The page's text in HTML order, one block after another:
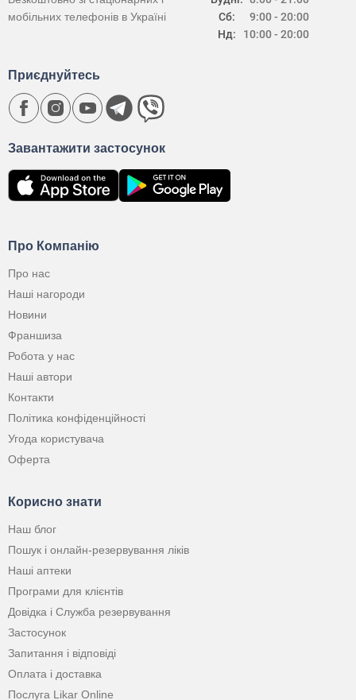
Сб:
Нд:
9:00 - 20:00
10:00 - 20:00
мобільних телефонів в Україні
Про Компанію
Про нас
Наші нагороди
Новини
Франшиза
Робота у нас
Наші автори
Контакти
Політика конфіденційності
Угода користувача
Оферта
Корисно знати
Наш блог
Пошук і онлайн-резервування ліків
Наші аптеки
Програми для клієнтів
Довідка і Служба резервування
Застосунок
Запитання і відповіді
Оплата і доставка
Послуга Likar Online
Завантажити застосунок
Приєднуйтесь